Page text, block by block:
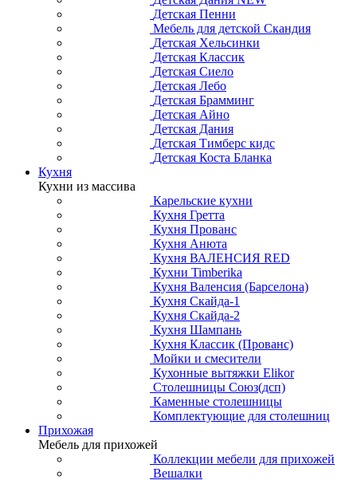
Детская Пенни
Мебель для детской Скандия
Детская Хельсинки
Детская Классик
Детская Сиело
Детская Лебо
Детская Брамминг
Детская Айно
Детская Дания
Детская Тимберс кидс
Детская Коста Бланка
Кухня
Кухни из массива
Карельские кухни
Кухня Гретта
Кухня Прованс
Кухня Анюта
Кухня ВАЛЕНСИЯ RED
Кухни Timberika
Кухня Валенсия (Барселона)
Кухня Скайда-1
Кухня Скайда-2
Кухня Шампань
Кухня Классик (Прованс)
Мойки и смесители
Кухонные вытяжки Elikor
Столешницы Союз(дсп)
Каменные столешницы
Комплектующие для столешниц
Прихожая
Мебель для прихожей
Коллекции мебели для прихожей
Вешалки